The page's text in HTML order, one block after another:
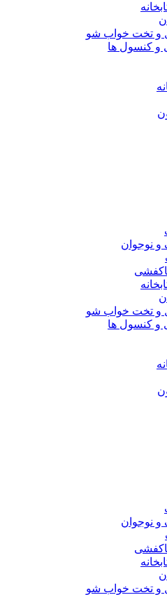
و تخت خواب شو
و کنسول ها
نوجوان
و تخت خواب شو
و کنسول ها
نوجوان
و تخت خواب شو